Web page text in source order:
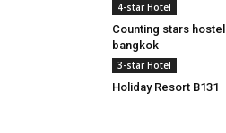
4-star Hotel
Counting stars hostel
bangkok
3-star Hotel
Holiday Resort B131